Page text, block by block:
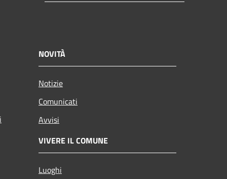
NOVITÀ
Notizie
Comunicati
Avvisi
VIVERE IL COMUNE
Luoghi